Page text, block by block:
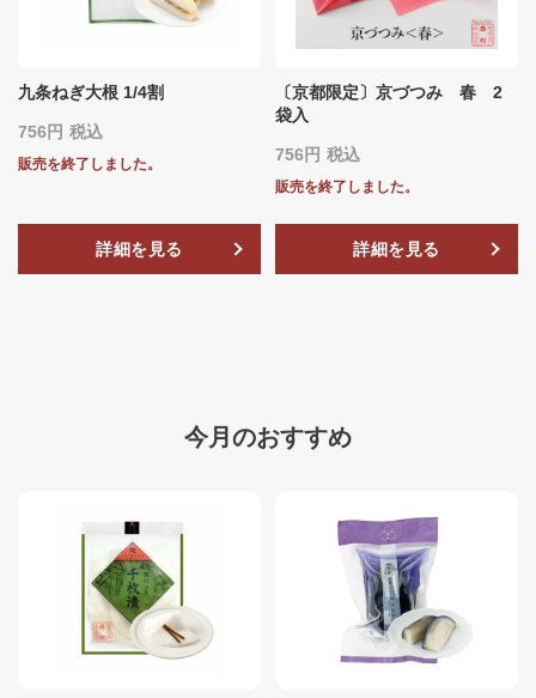
九条ねぎ大根 1/4割
756 税込
販売を終了しました。
詳細を見る
〔京都限定〕京づつみ 春 2
袋入
756 税込
販売を終了しました。
詳細を見る
今月のおすすめ